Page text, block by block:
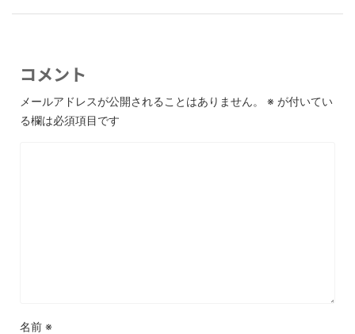
コメント
メールアドレスが公開されることはありません。 ※ が付いてい
る欄は必須項目です
名前 ※